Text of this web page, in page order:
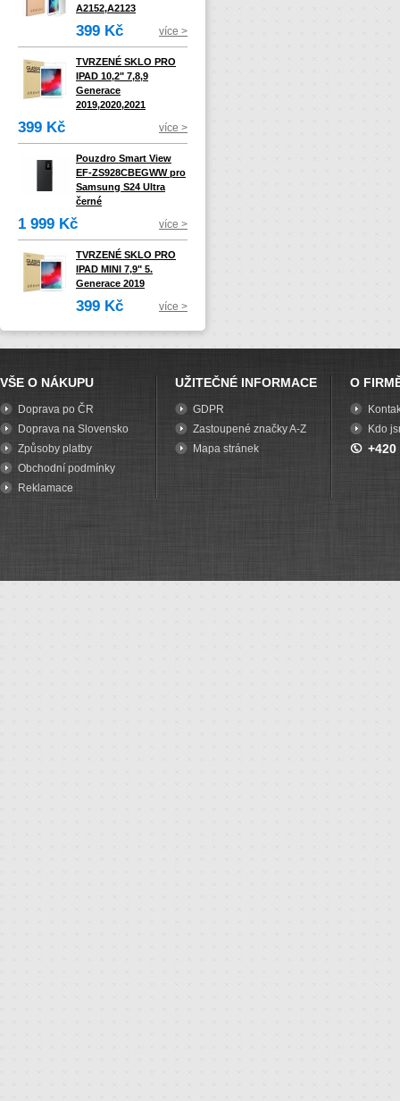
A2152,A2123
399 Kč více >
TVRZENÉ SKLO PRO
IPAD 10,2" 7,8,9
Generace
2019,2020,2021
399 Kč více >
Pouzdro Smart View
EF-ZS928CBEGWW pro
Samsung S24 Ultra
černé
1 999 Kč více >
TVRZENÉ SKLO PRO
IPAD MINI 7,9" 5.
Generace 2019
399 Kč více >
VŠE O NÁKUPU
Doprava po ČR
Doprava na Slovensko
Způsoby platby
Obchodní podmínky
Reklamace
UŽITEČNÉ INFORMACE
GDPR
Zastoupené značky A-Z
Mapa stránek
O
Kdo
+420